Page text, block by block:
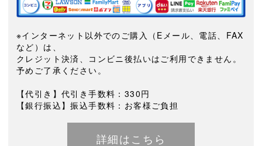
※インターネット以外でのご購入（Eメール、電話、FAX
など）は、
クレジット決済、コンビニ後払いはご利用できません。
予めご了承ください。
【代引き】代引き手数料：330円
【銀行振込】振込手数料：お客様ご負担
詳細はこちら